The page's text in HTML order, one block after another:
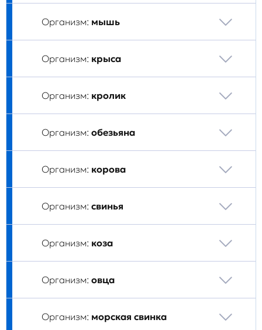
Организм: мышь
Организм: крыса
Организм: кролик
Организм: обезьяна
Организм: корова
Организм: свинья
Организм: коза
Организм: овца
Организм: морская свинка